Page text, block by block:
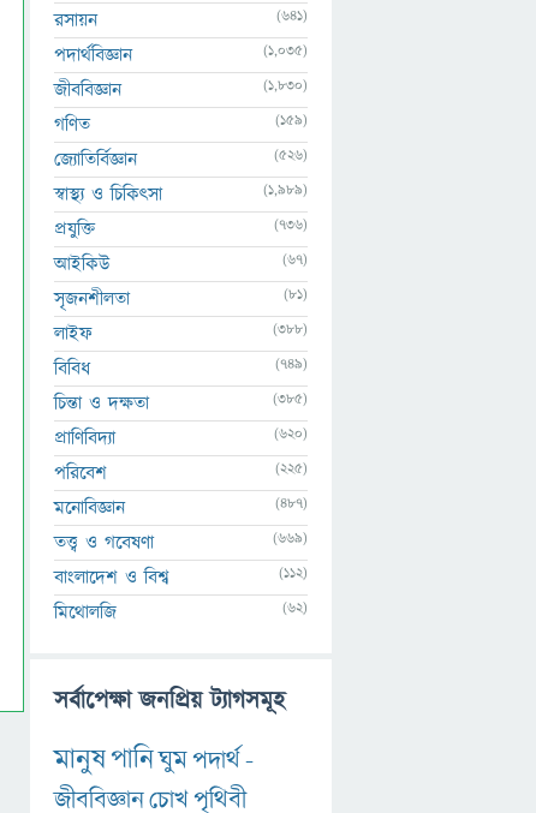
রসায়ন
(641)
পদার্থবিজ্ঞান (1,035)
জীববিজ্ঞান (1,830)
গণিত (159)
জ্যোতির্বিজ্ঞান (526)
স্বাস্থ্য ও চিকিৎসা (1,989)
প্রযুক্তি (736)
আইকিউ (67)
সৃজনশীলতা (81)
লাইফ (388)
বিবিধ (749)
চিন্তা ও দক্ষতা (385)
প্রাণিবিদ্যা (620)
পরিবেশ (225)
মনোবিজ্ঞান (487)
তত্ত্ব ও গবেষণা (669)
বাংলাদেশ ও বিশ্ব (112)
মিথোলজি (62)
সর্বাপেক্ষা জনপ্রিয় ট্যাগসমূহ
মানুষপানিঘুমপদার্থ-
জীববিজ্ঞানচোখপৃথিবী